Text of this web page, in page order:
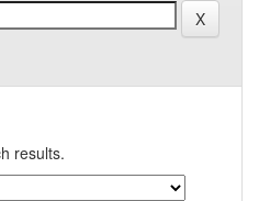
results.